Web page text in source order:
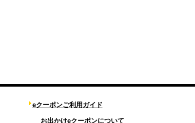
eクーポンご利用ガイド
お出かけeクーポンについて